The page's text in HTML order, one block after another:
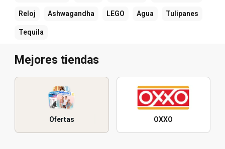
Reloj Ashwagandha LEGO Agua Tulipanes
Tequila
Mejores tiendas
Ofertas OXXO